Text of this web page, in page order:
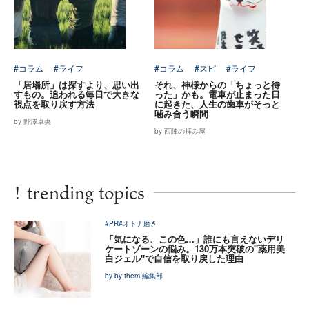
#コラム #ライフ
「居場所」は探すより、思い出
すもの。追われる毎日で大きな
視点を取り戻す方法
by 野澤卓央
#コラム #スピ #ライフ
それ、神様からの「ちょっと待
った」かも。電車が止まった日
に起きた、人生の歯車がそっと
噛み合う瞬間
by 西陣の拝み屋
! trending topics
#PR#オトナ磨き
「気になる、この色…」誰にも言えないデリ
ケートゾーンの悩み。130万本突破の"薬用美
白ジェル"で自信を取り戻した理由
by by them 編集部